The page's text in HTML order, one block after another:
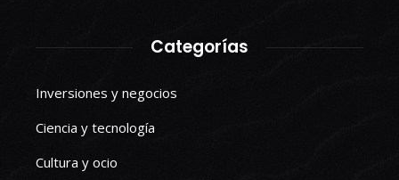
Categorías
Inversiones y negocios
Ciencia y tecnología
Cultura y ocio